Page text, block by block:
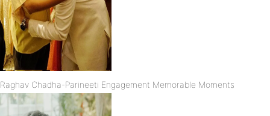
Raghav Chadha-Parineeti Engagement Memorable Moments